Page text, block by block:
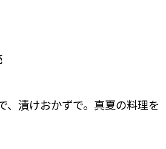
漬けおかずで。真夏の料理を